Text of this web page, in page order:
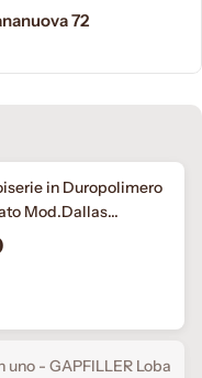
72
in Duropolimero
Mod.Dallas
scale
- GAPFILLER Loba